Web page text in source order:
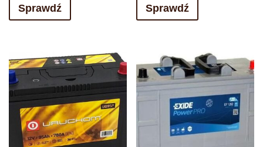
Sprawdź Sprawdź